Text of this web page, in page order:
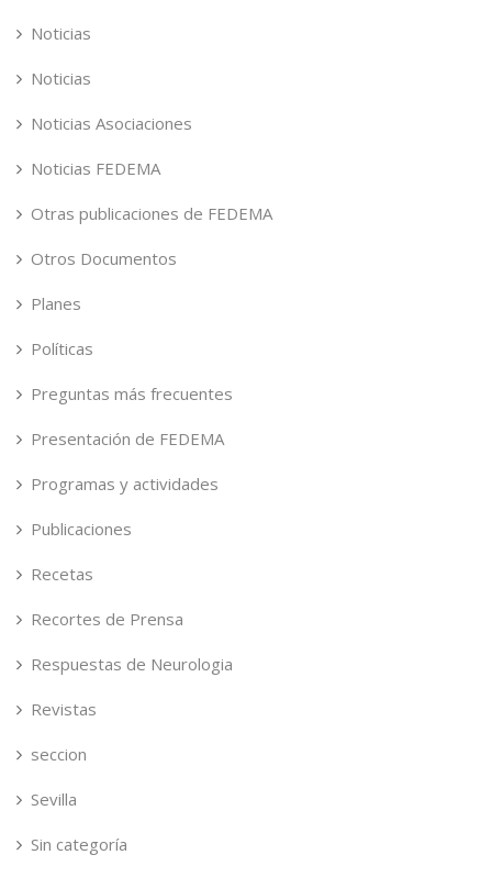
Noticias
Noticias
Noticias Asociaciones
Noticias FEDEMA
Otras publicaciones de FEDEMA
Otros Documentos
Planes
Políticas
Preguntas más frecuentes
Presentación de FEDEMA
Programas y actividades
Publicaciones
Recetas
Recortes de Prensa
Respuestas de Neurologia
Revistas
seccion
Sevilla
Sin categoría